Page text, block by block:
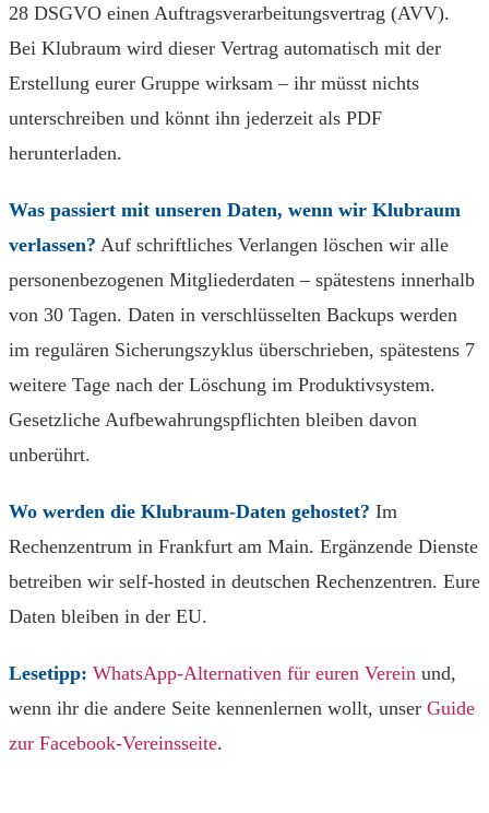
28 DSGVO einen Auftragsverarbeitungsvertrag (AVV).
Bei Klubraum wird dieser Vertrag automatisch mit der
Erstellung eurer Gruppe wirksam – ihr müsst nichts
unterschreiben und könnt ihn jederzeit als PDF
herunterladen.
Was passiert mit unseren Daten, wenn wir Klubraum
verlassen? Auf schriftliches Verlangen löschen wir alle
personenbezogenen Mitgliederdaten – spätestens innerhalb
von 30 Tagen. Daten in verschlüsselten Backups werden
im regulären Sicherungszyklus überschrieben, spätestens 7
weitere Tage nach der Löschung im Produktivsystem.
Gesetzliche Aufbewahrungspflichten bleiben davon
unberührt.
Wo werden die Klubraum-Daten gehostet? Im
Rechenzentrum in Frankfurt am Main. Ergänzende Dienste
betreiben wir self-hosted in deutschen Rechenzentren. Eure
Daten bleiben in der EU.
Lesetipp: WhatsApp-Alternativen für euren Verein und,
wenn ihr die andere Seite kennenlernen wollt, unser Guide
zur Facebook-Vereinsseite.